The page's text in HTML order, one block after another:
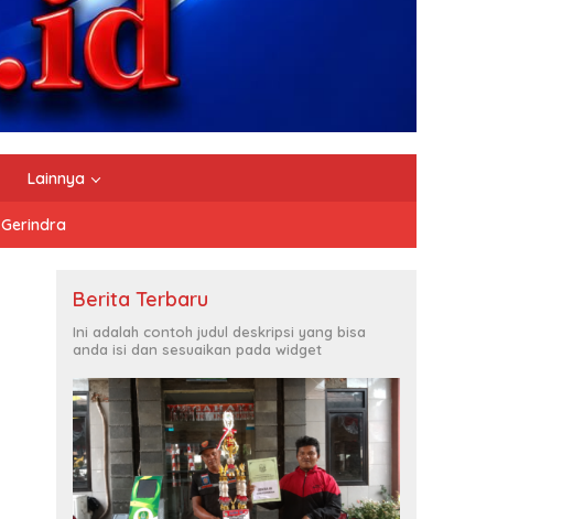
Lainnya
Gerindra
Berita Terbaru
Ini adalah contoh judul deskripsi yang bisa
anda isi dan sesuaikan pada widget